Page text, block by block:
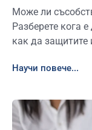
Може ли
Разберете кога
как да защитите
Научи повече...